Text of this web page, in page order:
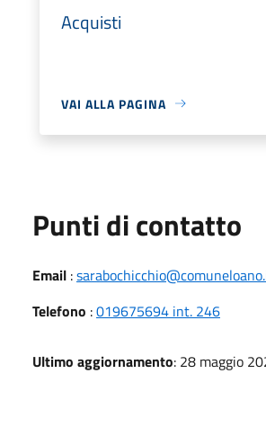
Acquisti
VAI ALLA PAGINA
Punti di contatto
Email :
Telefono :019675694 int. 246
Ultimo aggiornamento: 28 maggio